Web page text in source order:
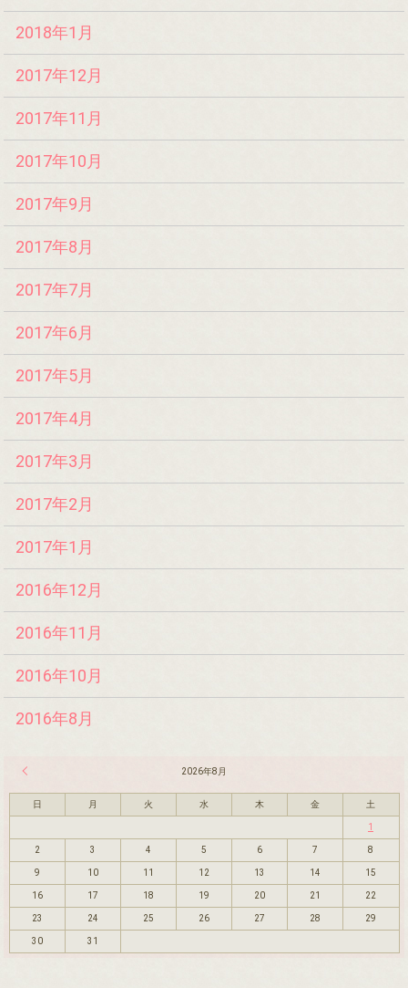
2018年1月
2017年12月
2017年11月
2017年10月
2017年9月
2017年8月
2017年7月
2017年6月
2017年5月
2017年4月
2017年3月
2017年2月
2017年1月
2016年12月
2016年11月
2016年10月
2016年8月
2026年8月
日 月 火 水 木 金 土
1
2 3 4 5 6 7 8
9 10 11 12 13 14 15
16 17 18 19 20 21 22
23 24 25 26 27 28 29
30 31